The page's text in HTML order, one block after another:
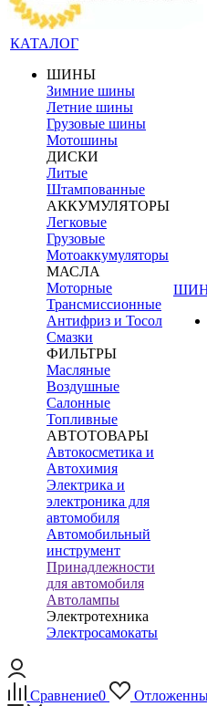
КАТАЛОГ
ШИНЫ
Зимние шины
Летние шины
Грузовые шины
Мотошины
ДИСКИ
Литые
Штампованные
АККУМУЛЯТОРЫ
Легковые
Грузовые
Мотоаккумуляторы
МАСЛА
Моторные
Трансмиссионные
Антифриз и Тосол
Смазки
ФИЛЬТРЫ
Масляные
Воздушные
Салонные
Топливные
АВТОТОВАРЫ
Автокосметика и
Автохимия
Электрика и
электроника для
автомобиля
Автомобильный
инструмент
Принадлежности
для автомобиля
Автолампы
Электротехника
Электросамокаты
Сравнение0